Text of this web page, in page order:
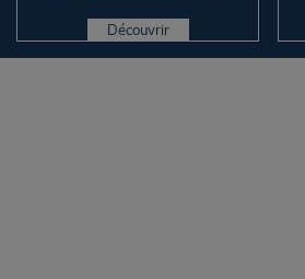
Découvrir